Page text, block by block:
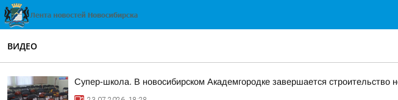
ВИДЕО
Супер-школа. В новосибирском Академгородке завершается